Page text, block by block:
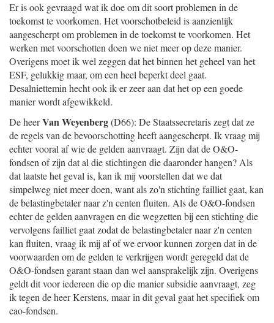
Er is ook gevraagd wat ik doe om dit soort problemen in de
toekomst te voorkomen. Het voorschotbeleid is aanzienlijk
aangescherpt om problemen in de toekomst te voorkomen. Het
werken met voorschotten doen we niet meer op deze manier.
Overigens moet ik wel zeggen dat het binnen het geheel van het
ESF, gelukkig maar, om een heel beperkt deel gaat.
Desalniettemin hecht ook ik er zeer aan dat het op een goede
manier wordt afgewikkeld.
De heerVan Weyenberg(D66): De Staatssecretaris zegt dat ze
de regels van de bevoorschotting heeft aangescherpt. Ik vraag mij
echter vooral af wie de gelden aanvraagt. Zijn dat de O&O-
fondsen of zijn dat al die stichtingen die daaronder hangen? Als
dat laatste het geval is, kan ik mij voorstellen dat we dat
simpelweg niet meer doen, want als zo'n stichting failliet gaat, kan
de belastingbetaler naar z'n centen fluiten. Als de O&O-fondsen
echter de gelden aanvragen en die wegzetten bij een stichting die
vervolgens failliet gaat zodat de belastingbetaler naar z'n centen
kan fluiten, vraag ik mij af of we ervoor kunnen zorgen dat in de
voorwaarden om de gelden te verkrijgen wordt geregeld dat de
O&O-fondsen garant staan dan wel aansprakelijk zijn. Overigens
geldt dit voor iedereen die op die manier subsidie aanvraagt, zeg
ik tegen de heer Kerstens, maar in dit geval gaat het specifiek om
cao-fondsen.